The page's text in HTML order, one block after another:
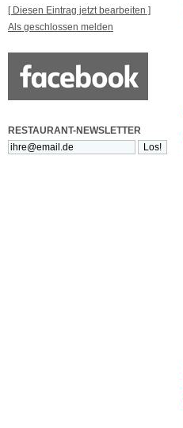
[ Diesen Eintrag jetzt bearbeiten ]
Als geschlossen melden
RESTAURANT-NEWSLETTER